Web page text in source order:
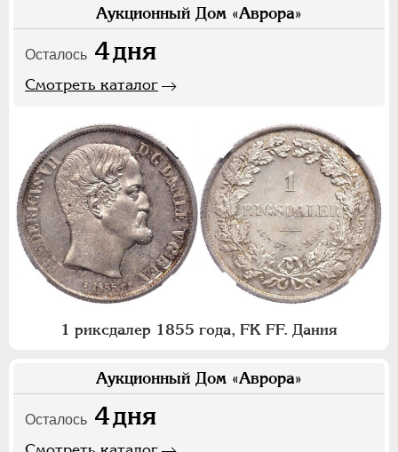
Аукционный Дом «Аврора»
Осталось 4дня
Смотреть каталог
1 риксдалер 1855 года, FK FF. Дания
Аукционный Дом «Аврора»
Осталось 4дня